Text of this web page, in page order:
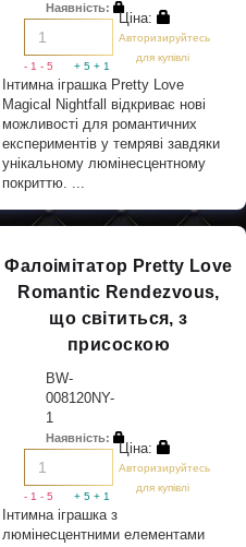
Наявність:
+ 1
- 1 - 5 + 5
Ціна:
Авторизируйтесь
для купівлі
Інтимна іграшка Pretty Love
Magical Nightfall відкриває нові
можливості для романтичних
експериментів у темряві завдяки
унікальному люмінесцентному
покриттю. ...
Фалоімітатор Pretty Love
Romantic Rendezvous,
що світиться, з
присоскою
BW-
008120NY-
1
Наявність:
+ 1
- 1 - 5 + 5
Ціна:
Авторизируйтесь
для купівлі
Інтимна іграшка з
люмінесцентними елементами